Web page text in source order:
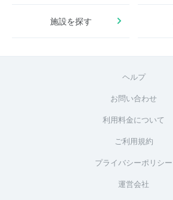
施設を探す
ヘルプ
お問い合わせ
利用料金について
ご利用規約
プライバシーポリシー
運営会社